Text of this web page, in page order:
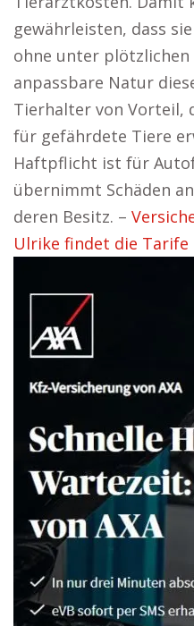
gewährleisten, dass
ohne unter plötzlichen
anpassbare Natur
Tierhalter von Vorteil,
für gefährdete Tiere
Haftpflicht ist für
übernimmt Schäden
deren Besitz. –
Ulrike findet die Tarife